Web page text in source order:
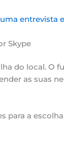
entrevista
Skype
do local. O
as suas
para a